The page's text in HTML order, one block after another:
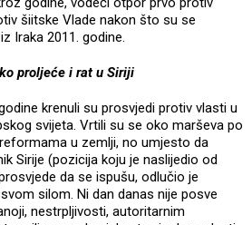
šiitske Vlade nakon što su se
Iraka 2011. godine.
proljeće i rat u Siriji
krenuli su prosvjedi protiv vlasti u
svijeta. Vrtili su se oko marševa po
u zemlji, no umjesto da
Sirije (pozicija koju je naslijedio od
da se ispušu, odlučio je
silom. Ni dan danas nije posve
nestrpljivosti, autoritarnim